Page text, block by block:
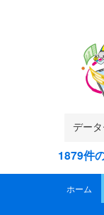
1879件
ホーム